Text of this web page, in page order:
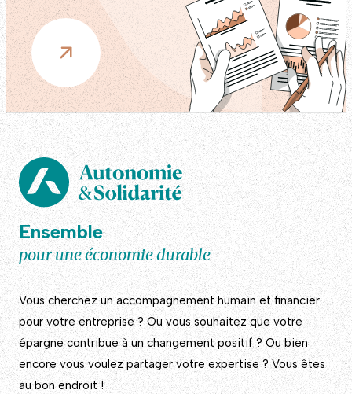
Ensemble
pour une économie durable
Vous cherchez un accompagnement humain et financier
pour votre entreprise ? Ou vous souhaitez que votre
épargne contribue à un changement positif ? Ou bien
encore vous voulez partager votre expertise ? Vous êtes
au bon endroit !